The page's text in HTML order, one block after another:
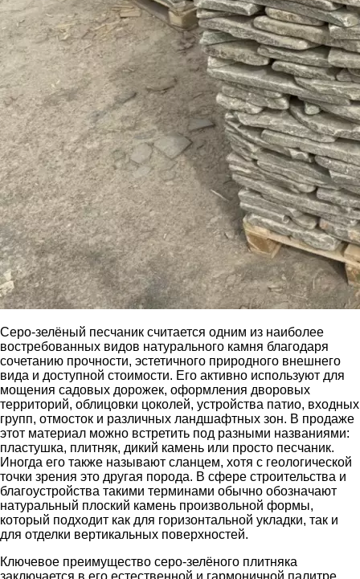
Серо-зелёный песчаник считается одним из наиболее
востребованных видов натурального камня благодаря
сочетанию прочности, эстетичного природного внешнего
вида и доступной стоимости. Его активно используют для
мощения садовых дорожек, оформления дворовых
территорий, облицовки цоколей, устройства патио, входных
групп, отмосток и различных ландшафтных зон. В продаже
этот материал можно встретить под разными названиями:
пластушка, плитняк, дикий камень или просто песчаник.
Иногда его также называют сланцем, хотя с геологической
точки зрения это другая порода. В сфере строительства и
благоустройства такими терминами обычно обозначают
натуральный плоский камень произвольной формы,
который подходит как для горизонтальной укладки, так и
для отделки вертикальных поверхностей.
Ключевое преимущество серо-зелёного плитняка
заключается в его естественной и гармоничной палитре.